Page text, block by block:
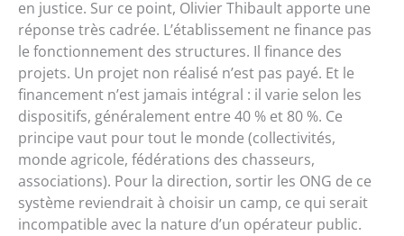
en justice. Sur ce point, Olivier Thibault apporte une
réponse très cadrée. L’établissement ne finance pas
le fonctionnement des structures. Il finance des
projets. Un projet non réalisé n’est pas payé. Et le
financement n’est jamais intégral : il varie selon les
dispositifs, généralement entre 40 % et 80 %. Ce
principe vaut pour tout le monde (collectivités,
monde agricole, fédérations des chasseurs,
associations). Pour la direction, sortir les ONG de ce
système reviendrait à choisir un camp, ce qui serait
incompatible avec la nature d’un opérateur public.